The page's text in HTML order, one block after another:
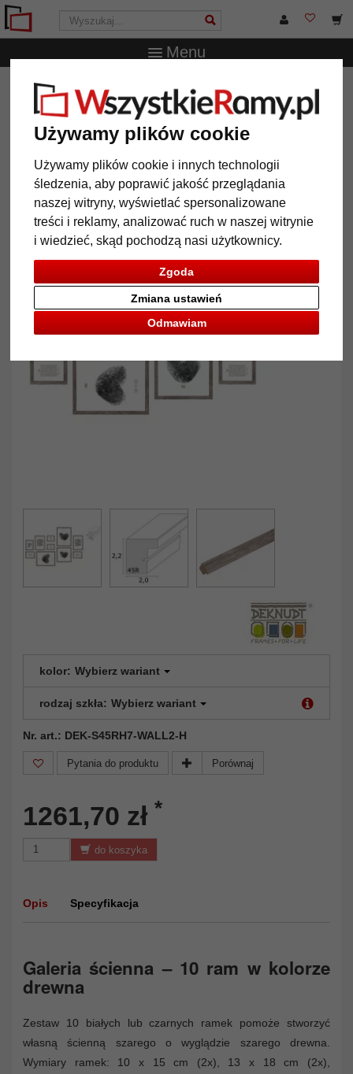
Używamy plików cookie
Używamy plików cookie i innych technologii
śledzenia, aby poprawić jakość przeglądania
naszej witryny, wyświetlać spersonalizowane
treści i reklamy, analizować ruch w naszej witrynie
i wiedzieć, skąd pochodzą nasi użytkownicy.
Zgoda
Odmawiam
Zmiana ustawień
Menu
WszystkieRamy.pl Deknudt
Galeria ścienna II
Paul, ramki na 10 elementów
Galeria ścienna II Paul, ramki
na 10 elementów
kolor: Wybierz wariant
rodzaj szkła: Wybierz wariant
Nr. art.: DEK-S45RH7-WALL2-H
Pytania do produktu Porównaj
1261,70 zł *
do koszyka
Opis Specyfikacja
Galeria ścienna – 10 ram w kolorze
drewna
Zestaw 10 białych lub czarnych ramek pomoże stworzyć
własną ścienną szarego o wyglądzie szarego drewna.
Wymiary ramek: 10 x 15 cm (2x), 13 x 18 cm (2x),